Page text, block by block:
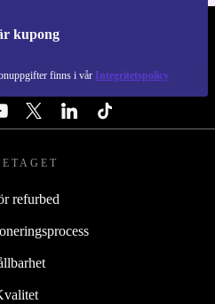
kupong
finns i vår Integritetspolicy
- RETHINK NEW.
OSS
refurbed